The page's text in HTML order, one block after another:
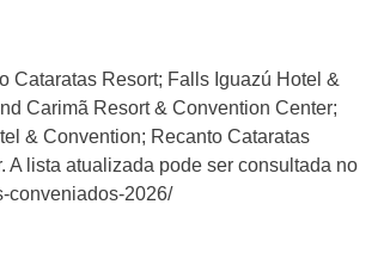
Cataratas Resort; Falls Iguazú Hotel &
Carimã Resort & Convention Center;
& Convention; Recanto Cataratas
A lista atualizada pode ser consultada no
conveniados-2026/